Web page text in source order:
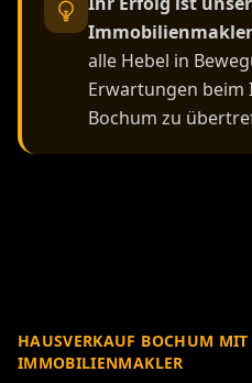
alle Hebel in
Erwartungen
Bochum zu
HAUSVERKAUF BOCHUM MIT
IMMOBILIENMAKLER